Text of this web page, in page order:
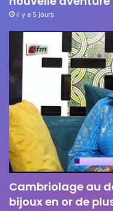
il y a 5 jours
Cambriolage au
bijoux en or de